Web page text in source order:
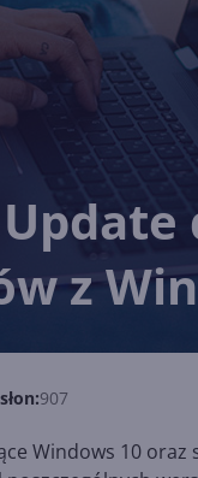
z
907
Windows 10